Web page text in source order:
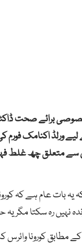
برائے صحت
ورلڈ اکنامک فورم
متعلق چھ غلط
یہ بات عام ہے کہ
نہیں رہ سکتا مگر
مطابق کورونا